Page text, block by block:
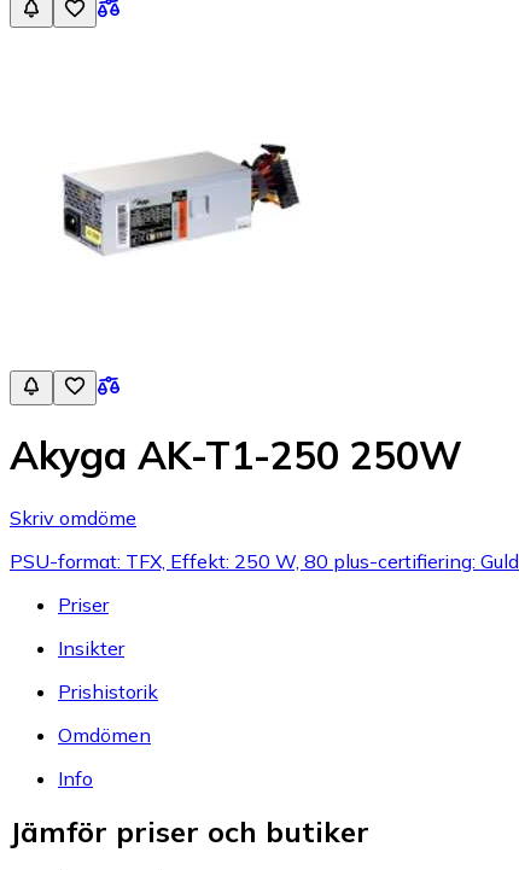
Akyga AK-T1-250 250W
Skriv omdöme
PSU-format: TFX, Effekt: 250 W, 80 plus-certifiering: Guld
Priser
Insikter
Prishistorik
Omdömen
Info
Jämför priser och butiker